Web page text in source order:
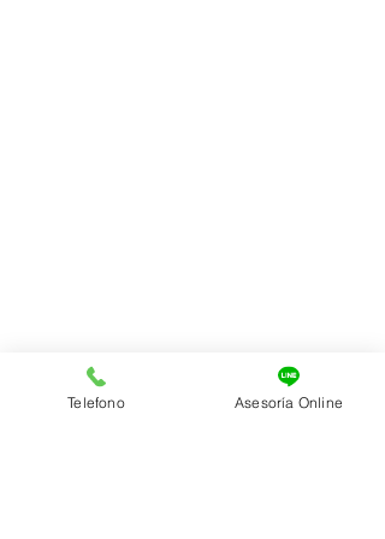
Telefono Asesoría Online